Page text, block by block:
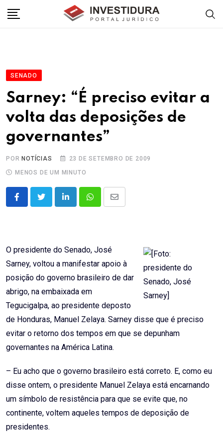
SENADO
Sarney: “É preciso evitar a
volta das deposições de
governantes”
POR NOTÍCIAS
23 DE SETEMBRO DE 2009
MENOS DE UM MINUTO
LinkedInWhatsappShare
O presidente do Senado, José
Sarney, voltou a manifestar apoio à
posição do governo brasileiro de dar
abrigo, na embaixada em
Tegucigalpa, ao presidente deposto
de Honduras, Manuel Zelaya. Sarney disse que é preciso
evitar o retorno dos tempos em que se depunham
governantes na América Latina.
– Eu acho que o governo brasileiro está correto. E, como eu
disse ontem, o presidente Manuel Zelaya está encarnando
um símbolo de resistência para que se evite que, no
continente, voltem aqueles tempos de deposição de
presidentes.